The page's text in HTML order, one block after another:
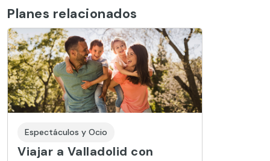
Planes relacionados
Espectáculos y Ocio
Viajar a Valladolid con